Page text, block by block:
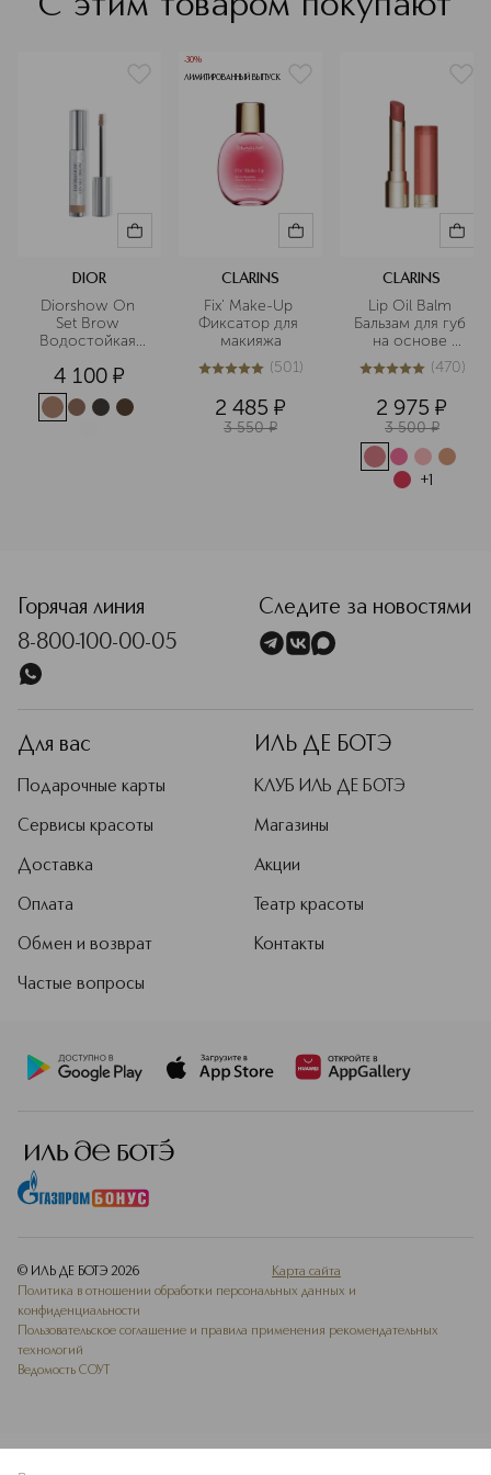
DIOR
Diorshow On
Set Brow
Водостойкая
бровей,
придающая
объем
4 100 ¤
-30%
ЛИМИТИРОВАННЫЙ ВЫПУСК
CLARINS
Fix' Make-Up
Фиксатор для
макияжа
5из 5501 (501)
2 485 ¤
3 550 ¤
CLARINS
Lip Oil Balm
Бальзам для губ
на основе
масел
4.9из5470 (470)
2 975 ¤
3 500 ¤
+1
Горячая линия
8-800-100-00-05
Следите за новостями
Для вас
Подарочные карты
Сервисы красоты
Доставка
Оплата
Обмен и возврат
Частые вопросы
ИЛЬ ДЕ БОТЭ
КЛУБ ИЛЬ ДЕ БОТЭ
Магазины
Акции
Театр красоты
Контакты
© ИЛЬ ДЕ БОТЭ 2026
Карта сайта
Политика в отношении обработки персональных данных и
конфиденциальности
Пользовательское соглашение и правила применения рекомендательных
технологий
Ведомость СОУТ